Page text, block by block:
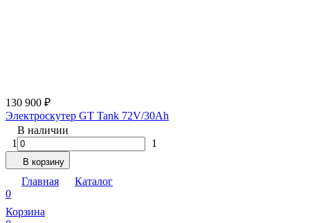
130 900 ₽
Электроскутер GT Tank 72V/30Ah
В наличии
1
1
В корзину
Главная
Каталог
0
Корзина